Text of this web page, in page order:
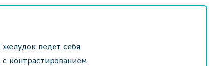
ведет себя
контрастированием.